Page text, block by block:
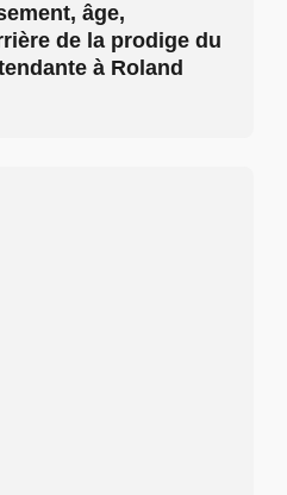
âge,
de la prodige du
à Roland